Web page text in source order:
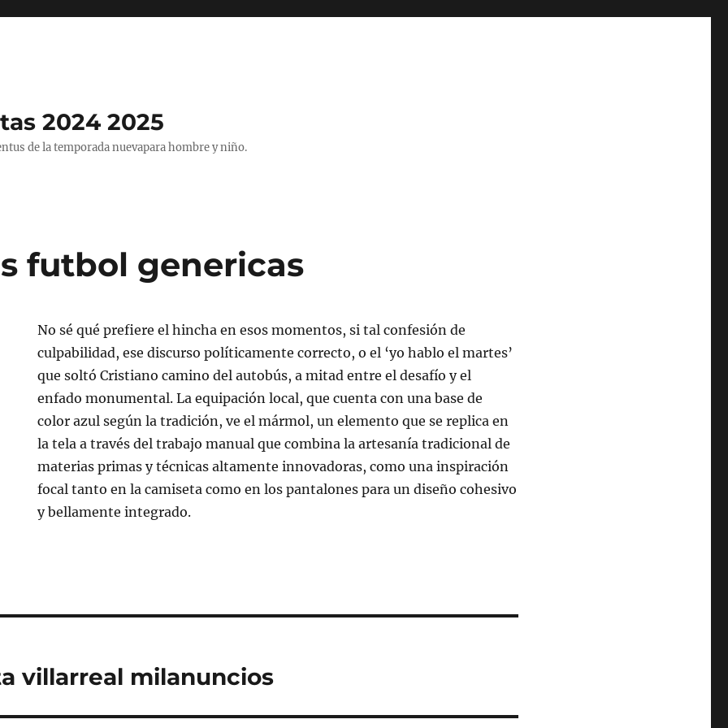
2024 2025
de la temporada nuevapara hombre y niño.
futbol genericas
No sé qué prefiere el hincha en esos momentos, si tal confesión de
culpabilidad, ese discurso políticamente correcto, o el ‘yo hablo el martes’
que soltó Cristiano camino del autobús, a mitad entre el desafío y el
enfado monumental. La equipación local, que cuenta con una base de
color azul según la tradición, ve el mármol, un elemento que se replica en
la tela a través del trabajo manual que combina la artesanía tradicional de
materias primas y técnicas altamente innovadoras, como una inspiración
focal tanto en la camiseta como en los pantalones para un diseño cohesivo
y bellamente integrado.
villarreal milanuncios